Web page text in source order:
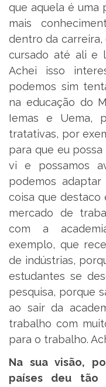
que aquela é uma
mais
dentro da
cursado até ali e
Achei isso
podemos sim
na educação do
Iemas e Uema,
tratativas, por
para que eu
vi e possamos
podemos
coisa que destaco
mercado de
com a
exemplo, que
de indústrias,
estudantes se
pesquisa, porque
ao sair da
trabalho com
para o trabalho.
Na sua visão,
países deu tão